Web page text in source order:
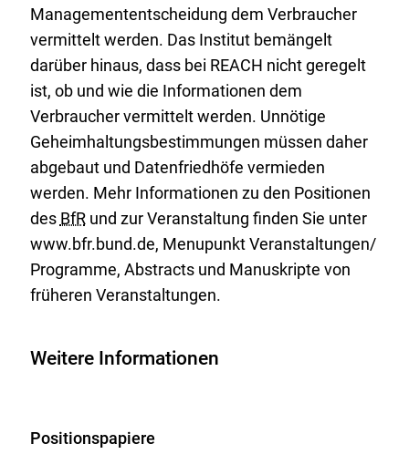
Managemententscheidung dem Verbraucher
vermittelt werden. Das Institut bemängelt
darüber hinaus, dass bei REACH nicht geregelt
ist, ob und wie die Informationen dem
Verbraucher vermittelt werden. Unnötige
Geheimhaltungsbestimmungen müssen daher
abgebaut und Datenfriedhöfe vermieden
werden. Mehr Informationen zu den Positionen
des BfRund zur Veranstaltung finden Sie unter
www.bfr.bund.de, Menupunkt Veranstaltungen/
Programme, Abstractsund Manuskripte von
früheren Veranstaltungen.
Weitere Informationen
Positionspapiere